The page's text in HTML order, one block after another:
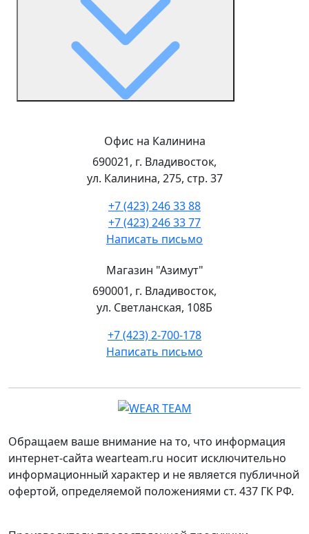
Офис на Калинина
690021, г. Владивосток,
ул. Калинина, 275, стр. 37
+7 (423) 246 33 88
+7 (423) 246 33 77
Написать письмо
Магазин "Азимут"
690001, г. Владивосток,
ул. Светланская, 108Б
+7 (423) 2-700-178
Написать письмо
Обращаем ваше внимание на то, что информация
интернет-сайта wearteam.ru носит исключительно
информационный характер и не является публичной
офертой, определяемой положениями ст. 437 ГК РФ.